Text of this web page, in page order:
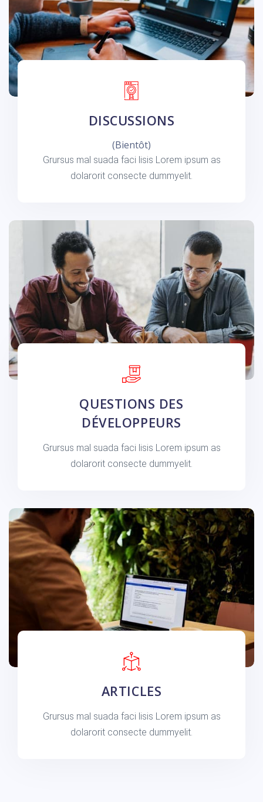
DISCUSSIONS
(Bientôt)
Grursus mal suada faci lisis Lorem ipsum as
dolarorit consecte dummyelit.
QUESTIONS DES
DÉVELOPPEURS
Grursus mal suada faci lisis Lorem ipsum as
dolarorit consecte dummyelit.
ARTICLES
Grursus mal suada faci lisis Lorem ipsum as
dolarorit consecte dummyelit.